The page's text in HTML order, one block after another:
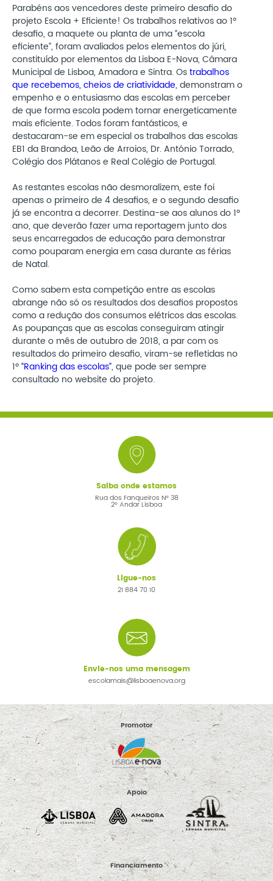
Parabéns aos vencedores deste primeiro desafio do
projeto Escola + Eficiente! Os trabalhos relativos ao 1º
desafio, a maquete ou planta de uma “escola
eficiente”, foram avaliados pelos elementos do júri,
constituído por elementos da Lisboa E-Nova, Câmara
Municipal de Lisboa, Amadora e Sintra. Ostrabalhos
que recebemos, cheios de criatividade, demonstram o
empenho e o entusiasmo das escolas em perceber
de que forma escola podem tornar energeticamente
mais eficiente. Todos foram fantásticos, e
destacaram-se em especial os trabalhos das escolas
EB1 da Brandoa, Leão de Arroios, Dr. António Torrado,
Colégio dos Plátanos e Real Colégio de Portugal.
As restantes escolas não desmoralizem, este foi
apenas o primeiro de 4 desafios, e o segundo desafio
já se encontra a decorrer. Destina-se aos alunos do 1º
ano, que deverão fazer uma reportagem junto dos
seus encarregados de educação para demonstrar
como pouparam energia em casa durante as férias
de Natal.
Como sabem esta competição entre as escolas
abrange não só os resultados dos desafios propostos
como a redução dos consumos elétricos das escolas.
As poupanças que as escolas conseguiram atingir
durante o mês de outubro de 2018, a par com os
resultados do primeiro desafio, viram-se refletidas no
1º“Ranking das escolas”, que pode ser sempre
consultado no website do projeto.
Saiba onde estamos
Rua dos Fanqueiros Nº 38
2º Andar Lisboa
Ligue-nos
21 884 70 10
Envie-nos uma mensagem
escolamais@lisboaenova.org
Promotor
Apoio
Financiamento